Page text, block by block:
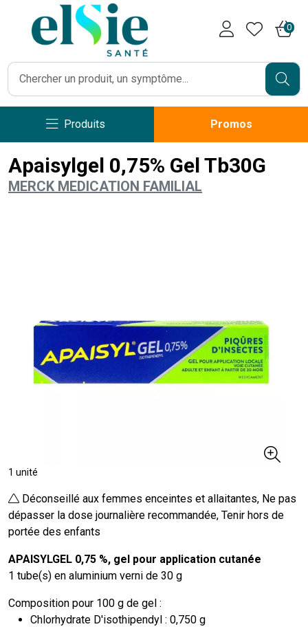
0
Produits Promos
Apaisylgel 0,75% Gel Tb30G
MERCK MEDICATION FAMILIAL
1 unité
Déconseillé aux femmes enceintes et allaitantes, Ne pas
dépasser la dose journalière recommandée, Tenir hors de
portée des enfants
APAISYLGEL 0,75 %, gel pour application cutanée
1 tube(s) en aluminium verni de 30 g
Composition pour 100 g de gel :
Chlorhydrate D'isothipendyl : 0,750 g